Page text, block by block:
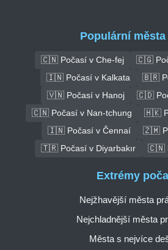
Populární města
🇨🇳 Počasí v Che-fej
🇨🇬
🇮🇳 Počasí v Kalkata
🇧🇷
🇻🇳 Počasí v Hanoj
🇨🇩
🇨🇳 Počasí v Nan-tchung
🇭🇰
🇮🇳 Počasí v Čennaí
🇿🇲
🇹🇷 Počasí v Diyarbakır
🇨🇳
Extrémy
Nejžhavější města
Nejchladnější města
Města s nejvíce